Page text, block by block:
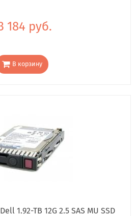
184 руб.
В корзину
1.92-TB 12G 2.5 SAS MU SSD